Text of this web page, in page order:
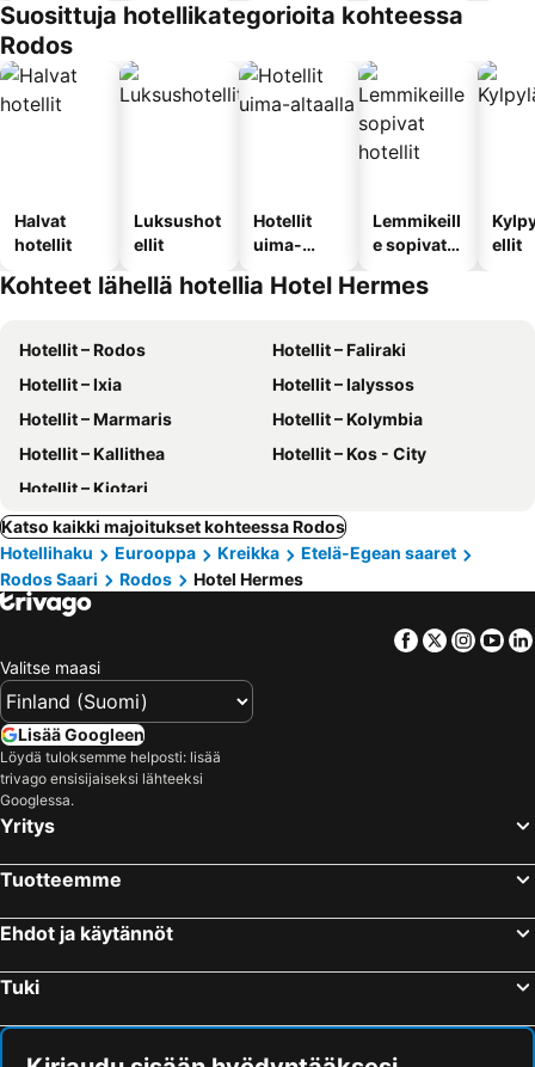
Suosittuja hotellikategorioita kohteessa
Rodos
Halvat
hotellit
Luksushot
ellit
Hotellit
uima-
Lemmikeill
e sopivat
ellit
Kohteet lähellä hotellia Hotel Hermes
Hotellit – Rodos
Hotellit – Faliraki
Hotellit – Ixia
Hotellit – Ialyssos
Hotellit – Marmaris
Hotellit – Kolymbia
Hotellit – Kallithea
Hotellit – Kos - City
Hotellit – Kiotari
Katso kaikki majoitukset kohteessa Rodos
Hotellihaku
Eurooppa Kreikka
Etelä-Egean saaret
Rodos Saari
Rodos Hotel Hermes
Facebook
Twitter
Valitse maasi
Lisää Googleen
Löydä tuloksemme helposti: lisää
trivago ensisijaiseksi lähteeksi
Googlessa.
Yritys
Tuotteemme
Ehdot ja käytännöt
Tuki